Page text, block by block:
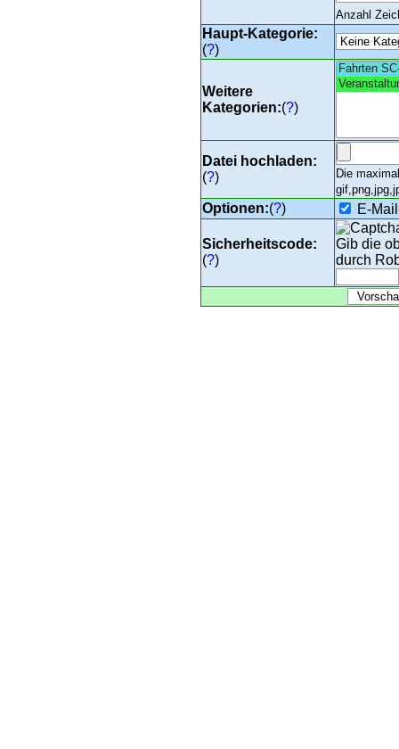
Anzahl
Haupt-Kategorie:
(?)
Weitere
Kategorien:(?)
Datei hochladen:
(?)
Die
Optionen:(?) E-
Sicherheitscode:
(?)
Gib die
durch